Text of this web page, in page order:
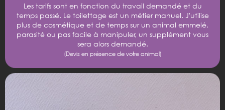
Les tarifs sont en fonction du travail demandé et du
temps passé. Le toilettage est un métier manuel. J'utilise
plus de cosmétique et de temps sur un animal emmelé,
parasité ou pas facile à manipuler, un supplément vous
sera alors demandé.
(Devis en présence de votre animal)